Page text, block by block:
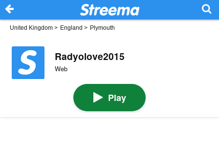
United Kingdom > England > Plymouth
Radyolove2015
Web
Play